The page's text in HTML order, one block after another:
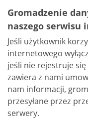
Gromadzenie
naszego serwisu
Jeśli użytkownik
internetowego
jeśli nie rejestruje
zawiera z nami
nam informacji,
przesyłane przez
serwery.